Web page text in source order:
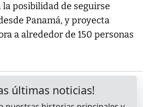
la posibilidad de seguirse
Panamá, y proyecta
a alrededor de 150 personas